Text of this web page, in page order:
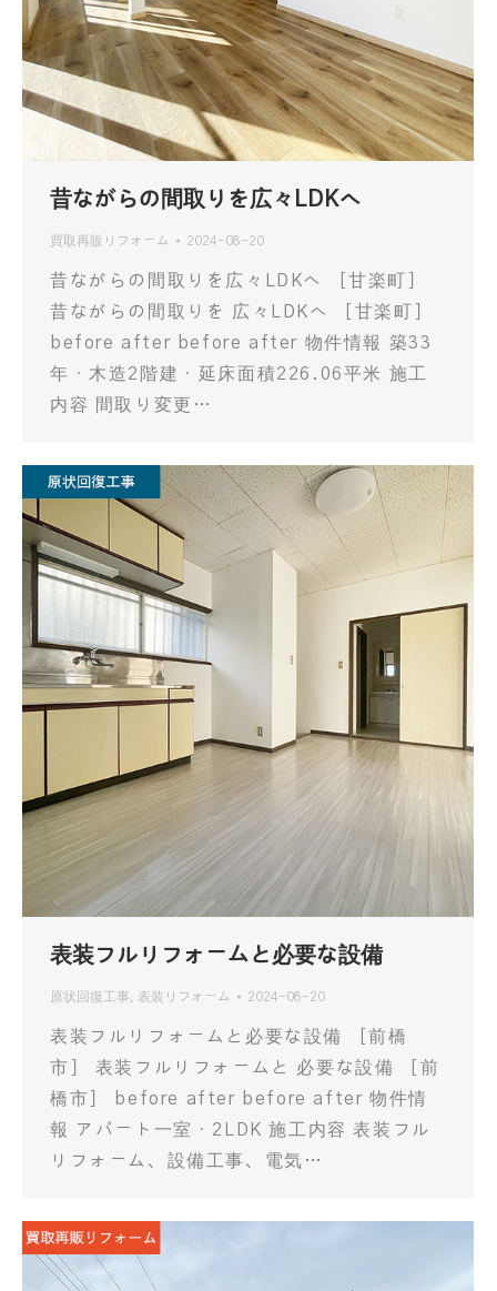
昔ながらの間取りを広々LDKへ
買取再販リフォーム 2024-08-20
昔ながらの間取りを広々LDKへ ［甘楽町］
昔ながらの間取りを 広々LDKへ ［甘楽町］
before after before after 物件情報 築33
年・木造2階建・延床面積226.06平米 施工
内容 間取り変更…
表装フルリフォームと必要な設備
原状回復工事 表装リフォーム 2024-08-20
表装フルリフォームと必要な設備 ［前橋
市］ 表装フルリフォームと 必要な設備 ［前
橋市］ before after before after 物件情
報 アパート一室・2LDK 施工内容 表装フル
リフォーム、設備工事、電気…